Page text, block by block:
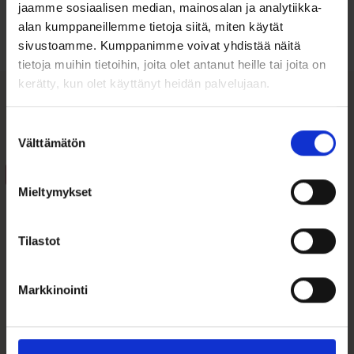
jaamme sosiaalisen median, mainosalan ja analytiikka-
alan kumppaneillemme tietoja siitä, miten käytät
sivustoamme. Kumppanimme voivat yhdistää näitä
tietoja muihin tietoihin, joita olet antanut heille tai joita on
kerätty, kun olet käyttänyt heidän palvelujaan.
valinta
Välttämätön
Mieltymykset
Tilastot
Markkinointi
Tutustu ohjeisiin
Kynttiläjalka Piccolo,
Platinoro Sormus